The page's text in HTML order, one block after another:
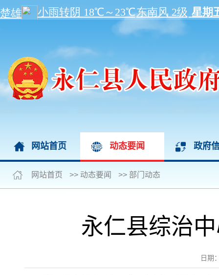
网站首页 动态要闻 政府
网站首页 >> 动态要闻 >> 部门动态
永仁县综治
日期